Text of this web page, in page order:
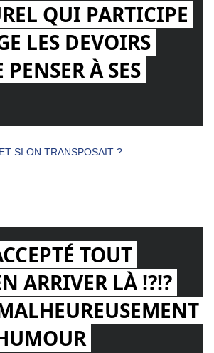
QUI PARTICIPE
LES DEVOIRS
À SES
TOUT
ARRIVER LÀ !?!?